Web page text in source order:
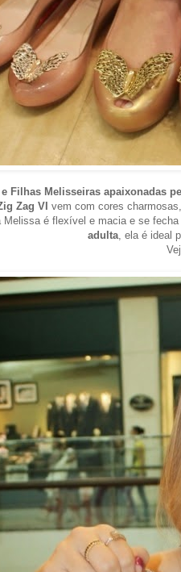
e Filhas Melisseiras apaixonadas
Zag VI vem com cores
é flexível e macia e se
adulta, ela é ideal